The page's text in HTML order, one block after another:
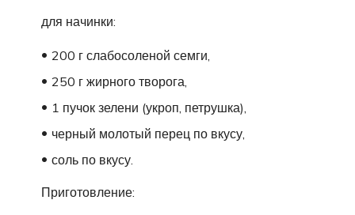
для начинки:
200 г слабосоленой семги,
250 г жирного творога,
1 пучок зелени (укроп, петрушка),
черный молотый перец по вкусу,
соль по вкусу.
Приготовление: